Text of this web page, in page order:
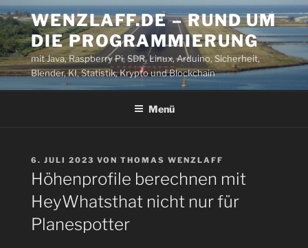
Zum
Inhalt
springen
WENZLAFF.DE – RUND UM
DIE PROGRAMMIERUNG
mit Java, Raspberry Pi, SDR, Linux, Arduino, Sicherheit,
Blender, KI, Statistik, Krypto und Blockchain
Menü
VERÖFFENTLICHT
AM
6. JULI 2023 VON THOMAS WENZLAFF
Höhenprofile berechnen mit
HeyWhatsthat nicht nur für
Planespotter